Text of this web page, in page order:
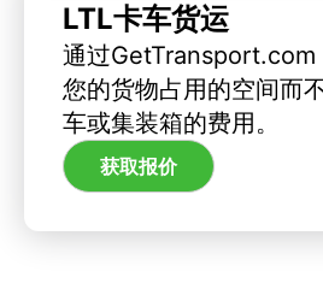
LTL卡车货运
通过GetTransport.com
您的货物占用的空间而
车或集装箱的费用。
获取报价